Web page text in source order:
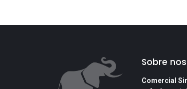
Sobre
Comercial